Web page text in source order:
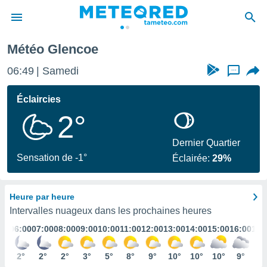
de
en
Météo Glencoe
06:49 Samedi ...
Éclaircies
2°
Sensation de -1°
Dernier Quartier
Éclairée:29%
Heure par heure
Intervalles nuageux dans les prochaines heures
06:00
2°
07:00
2°
08:00
2°
09:00
3°
10:00
5°
11:00
8°
12:00
9°
13:00
10°
14:00
10°
15:00
10°
16:00
9°